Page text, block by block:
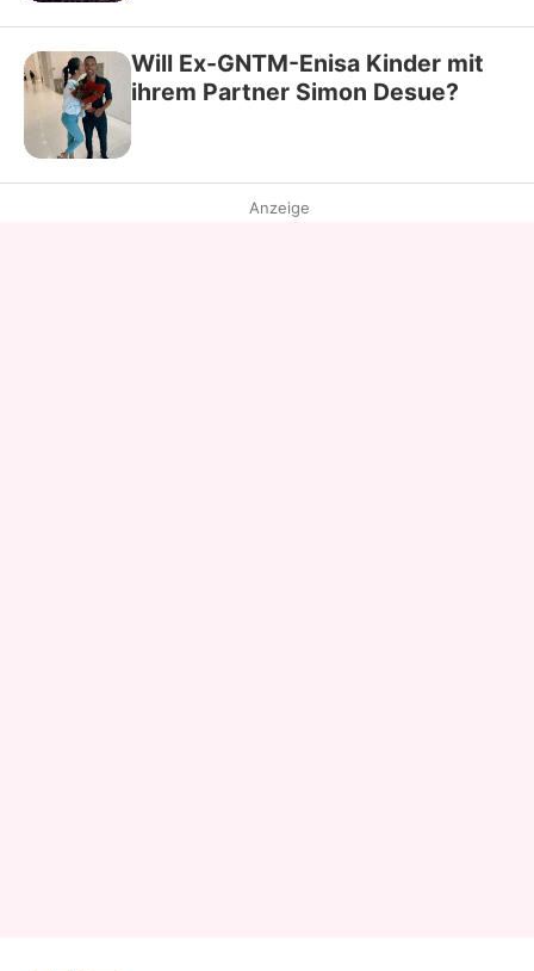
Will Ex-GNTM-Enisa Kinder mit
ihrem Partner Simon Desue?
Anzeige